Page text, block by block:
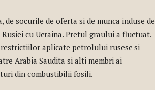
socurile de oferta si de munca induse de
cu Ucraina. Pretul graului a fluctuat.
aplicate petrolului rusesc si
Arabia Saudita si alti membri ai
din combustibilii fosili.